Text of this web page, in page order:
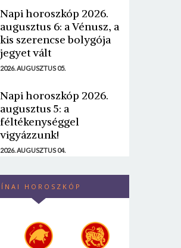
Napi horoszkóp 2026.
augusztus 6: a Vénusz, a
kis szerencse bolygója
jegyet vált
2026. AUGUSZTUS 05.
Napi horoszkóp 2026.
augusztus 5: a
féltékenységgel
vigyázzunk!
2026. AUGUSZTUS 04.
HOROSZKÓP